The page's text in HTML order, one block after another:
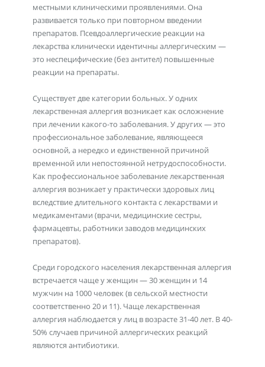
местными клиническими проявлениями. Она
развивается только при повторном введении
препаратов. Псевдоаллергические реакции на
лекарства клинически идентичны аллергическим —
это неспецифические (без антител) повышенные
реакции на препараты.
Существует две категории больных. У одних
лекарственная аллергия возникает как осложнение
при лечении какого-то заболевания. У других — это
профессиональное заболевание, являющееся
основной, а нередко и единственной причиной
временной или непостоянной нетрудоспособности.
Как профессиональное заболевание лекарственная
аллергия возникает у практически здоровых лиц
вследствие длительного контакта с лекарствами и
медикаментами (врачи, медицинские сестры,
фармацевты, работники заводов медицинских
препаратов).
Среди городского населения лекарственная аллергия
встречается чаще у женщин — 30 женщин и 14
мужчин на 1000 человек (в сельской местности
соответственно 20 и 11). Чаще лекарственная
аллергия наблюдается у лиц в возрасте 31-40 лет. В 40-
50% случаев причиной аллергических реакций
являются антибиотики.